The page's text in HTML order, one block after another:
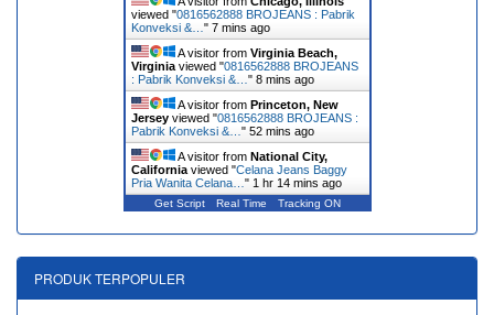
viewed "0816562888 BROJEANS : Pabrik
Konveksi &… " 7 mins ago
A visitor from Virginia Beach,
Virginiaviewed "0816562888 BROJEANS
: Pabrik Konveksi &… " 8 mins ago
A visitor from Princeton, New
Jerseyviewed "0816562888 BROJEANS :
Pabrik Konveksi &… " 52 mins ago
A visitor from National City,
Californiaviewed "Celana Jeans Baggy
Pria Wanita Celana… " 1 hr 14 mins ago
Get Script Real Time Tracking ON
PRODUK TERPOPULER